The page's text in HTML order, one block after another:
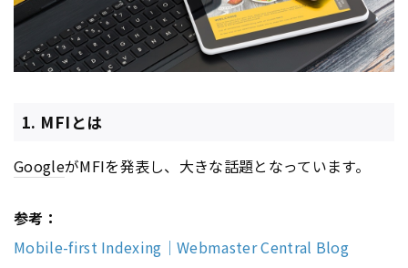
1. MFIとは
GoogleがMFIを発表し、大きな話題となっています。
参考：
Mobile-first Indexing｜Webmaster Central Blog